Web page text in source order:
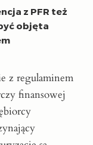
z PFR też
objęta
z regulaminem
finansowej